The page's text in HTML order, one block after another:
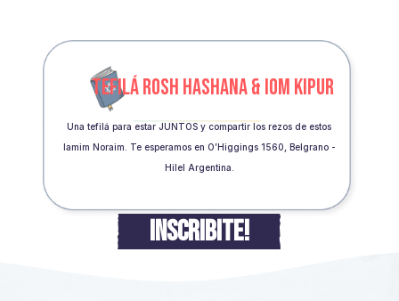
TEFILÁ ROSH HASHANA & IOM KIPUR
Una tefilá para estar JUNTOS y compartir los rezos de estos
Iamim Noraim. Te esperamos en O’Higgings 1560, Belgrano -
Hilel Argentina.
INSCRIBITE!